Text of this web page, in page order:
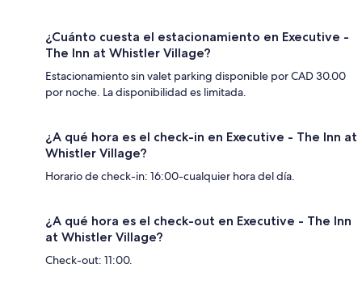
¿Cuánto cuesta el estacionamiento en Executive -
The Inn at Whistler Village?
Estacionamiento sin valet parking disponible por CAD 30.00
por noche. La disponibilidad es limitada.
¿A qué hora es el check-in en Executive - The Inn at
Whistler Village?
Horario de check-in: 16:00-cualquier hora del día.
¿A qué hora es el check-out en Executive - The Inn
at Whistler Village?
Check-out: 11:00.